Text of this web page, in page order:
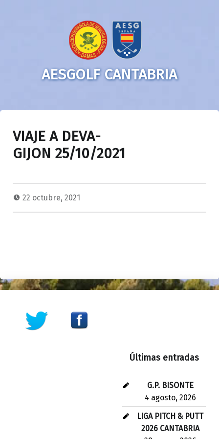
AESGOLF CANTABRIA
VIAJE A DEVA-
GIJON 25/10/2021
22 octubre, 2021
Últimas entradas
G.P. BISONTE
4 agosto, 2026
LIGA PITCH & PUTT
2026 CANTABRIA